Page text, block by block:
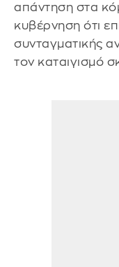
απάντηση στα
κυβέρνηση ότι
συνταγματικής
τον καταιγισμό